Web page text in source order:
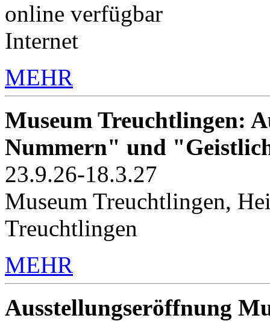
online verfügbar
Internet
MEHR
Museum Treuchtlingen:
Nummern" und
23.9.26-18.3.27
Museum Treuchtlingen,
Treuchtlingen
MEHR
Ausstellungseröffnung